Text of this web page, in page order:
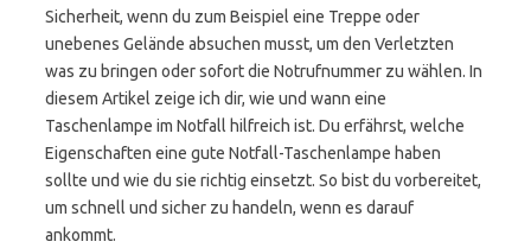
Sicherheit, wenn du zum Beispiel eine Treppe oder
unebenes Gelände absuchen musst, um den Verletzten
was zu bringen oder sofort die Notrufnummer zu wählen. In
diesem Artikel zeige ich dir, wie und wann eine
Taschenlampe im Notfall hilfreich ist. Du erfährst, welche
Eigenschaften eine gute Notfall-Taschenlampe haben
sollte und wie du sie richtig einsetzt. So bist du vorbereitet,
um schnell und sicher zu handeln, wenn es darauf
ankommt.